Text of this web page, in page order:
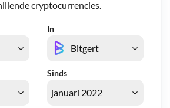
cryptocurrencies.
In
Sinds